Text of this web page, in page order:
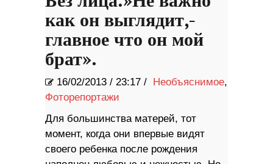
как он выглядит,-
главное что он мой
брат».
16/02/2013 / 23:17 / Необъяснимое,
Фоторепортажи
Для большинства матерей, тот
момент, когда они впервые видят
своего ребенка после рождения